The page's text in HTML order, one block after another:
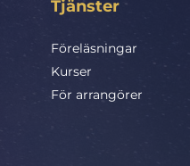
Tjänster
Föreläsningar
Kurser
För arrangörer